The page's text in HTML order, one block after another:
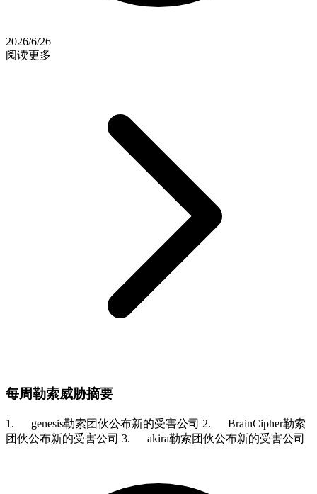
2026/6/26
阅读更多
每周勒索威胁摘要
1. genesis勒索团伙公布新的受害公司 2. BrainCipher勒索
团伙公布新的受害公司 3. akira勒索团伙公布新的受害公司